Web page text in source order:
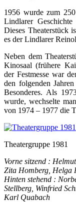
1956 wurde zum
Lindlarer Geschichte
Dieses Theaterstück
es der Lindlarer
Neben dem
Kinosaal (frühere
der Festmesse war
den folgenden
Besonderes. Als
wurde, wechselte
von 1974 – 1977 die
Theatergruppe 1981
Vorne sitzend :
Zita Homberg, Helga
Hinten stehend :
Stellberg, Winfried
Karl Quabach